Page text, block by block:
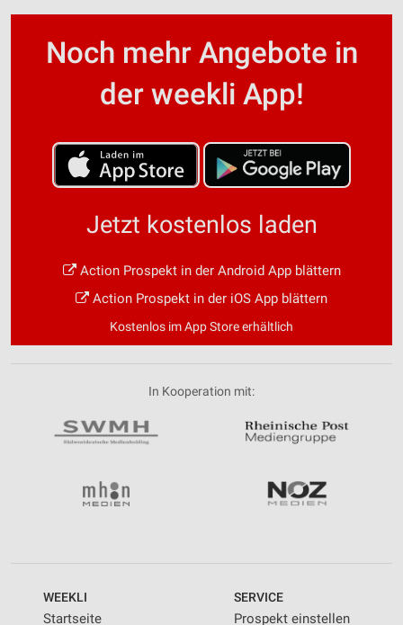
Noch mehr Angebote in
der weekli App!
Jetzt kostenlos laden
Action Prospekt in der Android App blättern
Action Prospekt in der iOS App blättern
Kostenlos im App Store erhältlich
In Kooperation mit:
WEEKLI
Startseite
SERVICE
Prospekt einstellen